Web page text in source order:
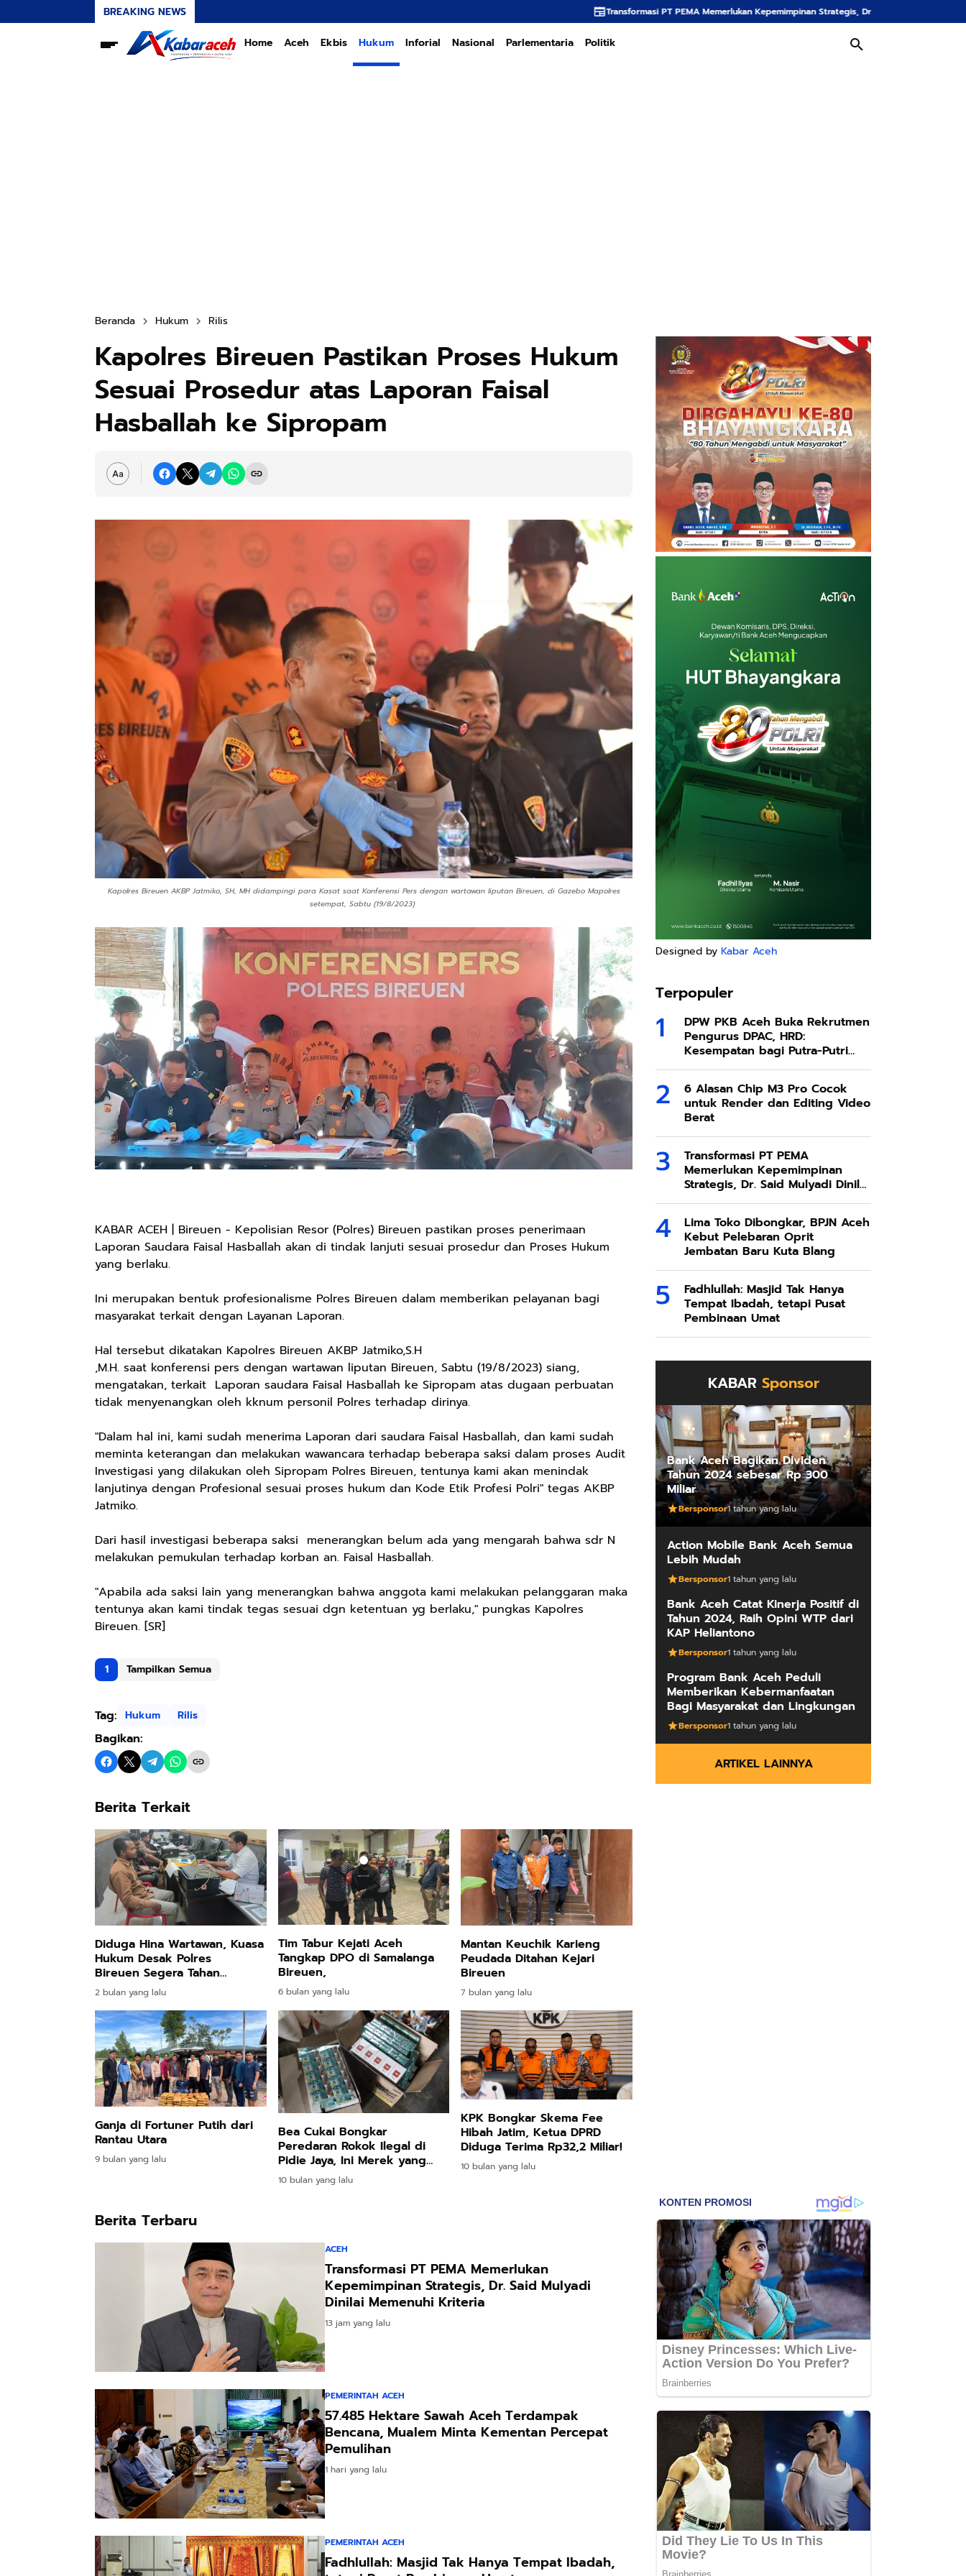
BREAKING NEWS Transformasi PT PEMA Memerlukan Kepemimpinan Strategis, Dr. Said Mulyadi Dinilai Memenuhi Kriteria
Home Aceh Ekbis Hukum Inforial Nasional Parlementaria Politik
Beranda Hukum Rilis
Kapolres Bireuen Pastikan Proses Hukum
Sesuai Prosedur atas Laporan Faisal
Hasballah ke Sipropam
Kapolres Bireuen AKBP Jatmiko, SH, MH didampingi para Kasat saat Konferensi Pers dengan wartawan liputan Bireuen, di Gazebo Mapolres
setempat, Sabtu (19/8/2023)
KABAR ACEH | Bireuen - Kepolisian Resor (Polres) Bireuen pastikan proses penerimaan
Laporan Saudara Faisal Hasballah akan di tindak lanjuti sesuai prosedur dan Proses Hukum
yang berlaku.
Ini merupakan bentuk profesionalisme Polres Bireuen dalam memberikan pelayanan bagi
masyarakat terkait dengan Layanan Laporan.
Hal tersebut dikatakan Kapolres Bireuen AKBP Jatmiko,S.H
,M.H. saat konferensi pers dengan wartawan liputan Bireuen, Sabtu (19/8/2023) siang,
mengatakan, terkait Laporan saudara Faisal Hasballah ke Sipropam atas dugaan perbuatan
tidak menyenangkan oleh kknum personil Polres terhadap dirinya.
"Dalam hal ini, kami sudah menerima Laporan dari saudara Faisal Hasballah, dan kami sudah
meminta keterangan dan melakukan wawancara terhadap beberapa saksi dalam proses Audit
Investigasi yang dilakukan oleh Sipropam Polres Bireuen, tentunya kami akan menindak
lanjutinya dengan Profesional sesuai proses hukum dan Kode Etik Profesi Polri" tegas AKBP
Jatmiko.
Dari hasil investigasi beberapa saksi menerangkan belum ada yang mengarah bahwa sdr N
melakukan pemukulan terhadap korban an. Faisal Hasballah.
"Apabila ada saksi lain yang menerangkan bahwa anggota kami melakukan pelanggaran maka
tentunya akan kami tindak tegas sesuai dgn ketentuan yg berlaku," pungkas Kapolres
Bireuen. [SR]
1 Tampilkan Semua
Tag: Hukum Rilis
Bagikan:
Berita Terkait
Diduga Hina Wartawan, Kuasa
Hukum Desak Polres
Bireuen Segera Tahan
Anderson
2 bulan yang lalu
Tim Tabur Kejati Aceh
Tangkap DPO di Samalanga
Bireuen,
6 bulan yang lalu
Mantan Keuchik Karieng
Peudada Ditahan Kejari
Bireuen
7 bulan yang lalu
Ganja di Fortuner Putih dari
Rantau Utara
9 bulan yang lalu
Bea Cukai Bongkar
Peredaran Rokok Ilegal di
Pidie Jaya, Ini Merek yang
Diamankan
10 bulan yang lalu
KPK Bongkar Skema Fee
Hibah Jatim, Ketua DPRD
Diduga Terima Rp32,2 Miliar!
10 bulan yang lalu
Berita Terbaru
ACEH
Transformasi PT PEMA Memerlukan
Kepemimpinan Strategis, Dr. Said Mulyadi
Dinilai Memenuhi Kriteria
13 jam yang lalu
PEMERINTAH ACEH
57.485 Hektare Sawah Aceh Terdampak
Bencana, Mualem Minta Kementan Percepat
Pemulihan
1 hari yang lalu
PEMERINTAH ACEH
Fadhlullah: Masjid Tak Hanya Tempat Ibadah,
Designed by Kabar Aceh
Terpopuler
DPW PKB Aceh Buka Rekrutmen
Pengurus DPAC, HRD:
Kesempatan bagi Putra-Putri
Terbaik Aceh
6 Alasan Chip M3 Pro Cocok
untuk Render dan Editing Video
Berat
Transformasi PT PEMA
Memerlukan Kepemimpinan
Strategis, Dr. Said Mulyadi Dinilai
Memenuhi Kriteria
Lima Toko Dibongkar, BPJN Aceh
Kebut Pelebaran Oprit
Jembatan Baru Kuta Blang
Fadhlullah: Masjid Tak Hanya
Tempat Ibadah, tetapi Pusat
Pembinaan Umat
KABAR Sponsor
Bank Aceh Bagikan Dividen
Tahun 2024 sebesar Rp 300
Miliar
Bersponsor1 tahun yang lalu
Action Mobile Bank Aceh Semua
Lebih Mudah
Bersponsor1 tahun yang lalu
Bank Aceh Catat Kinerja Positif di
Tahun 2024, Raih Opini WTP dari
KAP Heliantono
Bersponsor1 tahun yang lalu
Program Bank Aceh Peduli
Memberikan Kebermanfaatan
Bagi Masyarakat dan Lingkungan
Bersponsor1 tahun yang lalu
ARTIKEL LAINNYA